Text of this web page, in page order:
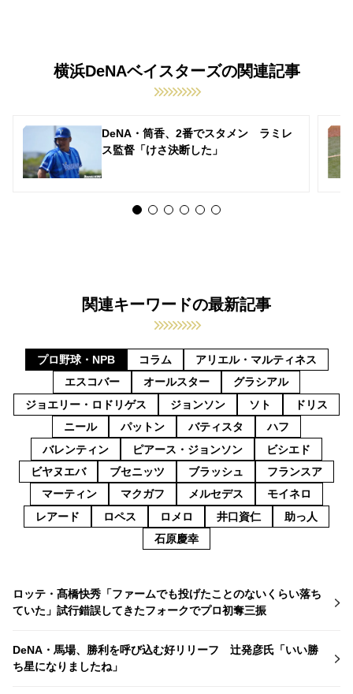
横浜DeNAベイスターズの関連記事
DeNA・筒香、2番でスタメン ラミレ
ス監督「けさ決断した」
関連キーワードの最新記事
プロ野球・NPB コラム
アリエル・マルティネス
エスコバー
オールスター
グラシアル
ジョエリー・ロドリゲス
ジョンソン ソト
ドリス
ニール
パットン バティスタ
ハフ
バレンティン
ピアース・ジョンソン
ビシエド
ビヤヌエバ
ブセニッツ ブラッシュ
フランスア
マーティン
マクガフ メルセデス
モイネロ
レアード
ロペス ロメロ 井口資仁
助っ人
石原慶幸
ロッテ・髙橋快秀「ファームでも投げたことのないくらい落ち
ていた」試行錯誤してきたフォークでプロ初奪三振
DeNA・馬場、勝利を呼び込む好リリーフ 辻発彦氏「いい勝
ち星になりましたね」